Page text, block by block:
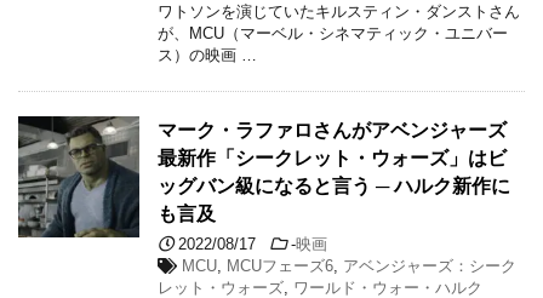
ワトソンを演じていたキルスティン・ダンストさん
が、MCU（マーベル・シネマティック・ユニバー
ス）の映画 …
マーク・ラファロさんがアベンジャーズ
最新作「シークレット・ウォーズ」はビ
ッグバン級になると言う ─ ハルク新作に
も言及
2022/08/17 -映画
MCU
MCUフェーズ6
アベンジャーズ：シーク
レット・ウォーズ
ワールド・ウォー・ハルク